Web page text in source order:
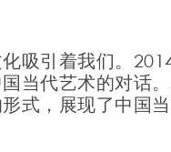
吸引着我们。
当代艺术的对话
式，展现了中国